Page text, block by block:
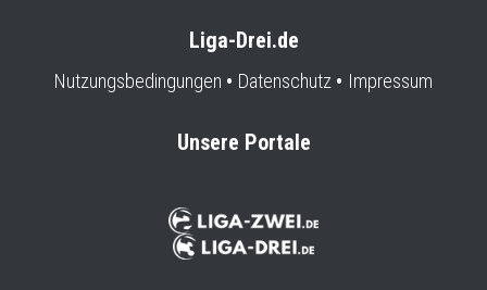
Liga-Drei.de
Nutzungsbedingungen Datenschutz Impressum
Unsere Portale